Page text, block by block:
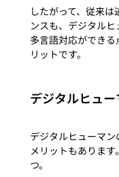
したがって、従来
ンスも、デジタルヒ
多言語対応ができ
デジタルヒュ
デジタルヒューマ
メリットもありま